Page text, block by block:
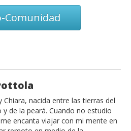
Comunidad
Chiara, nacida entre las tierras del
y de la peará. Cuando no estudio
encanta viajar con mi mente en